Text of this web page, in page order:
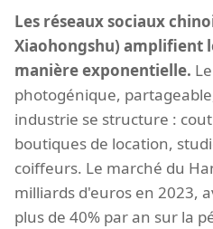
Les réseaux sociaux
Xiaohongshu) amplifient
manière exponentielle.
photogénique,
industrie se structure :
boutiques de location,
coiffeurs. Le marché du
milliards d'euros en 2023,
plus de 40% par an sur la